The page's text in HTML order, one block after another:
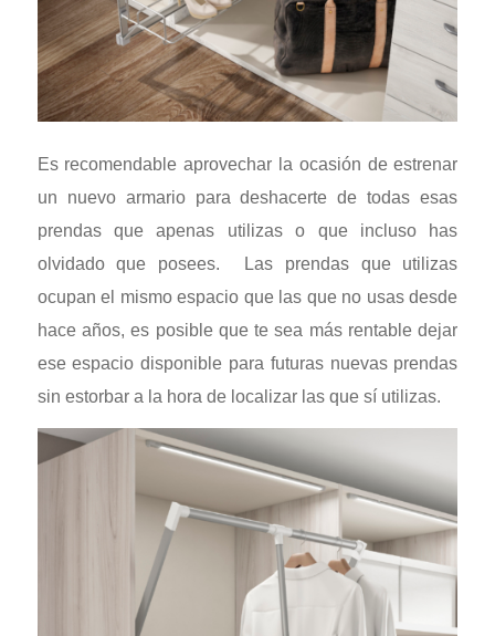
Es recomendable aprovechar la ocasión de estrenar
un nuevo armario para deshacerte de todas esas
prendas que apenas utilizas o que incluso has
olvidado que posees. Las prendas que utilizas
ocupan el mismo espacio que las que no usas desde
hace años, es posible que te sea más rentable dejar
ese espacio disponible para futuras nuevas prendas
sin estorbar a la hora de localizar las que sí utilizas.